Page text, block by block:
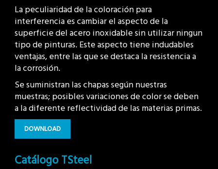
La peculiaridad de la coloración para
interferencia es cambiar el aspecto de la
superficie del acero inoxidable sin utilizar ningun
tipo de pinturas. Este aspecto tiene indudables
ventajas, entre las que se destaca la resistencia a
la corrosión.
Se suministran las chapas según nuestras
muestras; posibles variaciones de color se deben
a la diferente reflectividad de las materias primas.
DOWNLOAD
Catálogo TSteel